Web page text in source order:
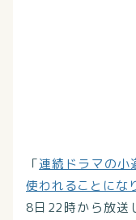
「連続ドラマの小
使われることにな
8日22時から放送